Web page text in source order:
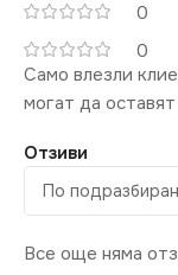
0
0
Отзиви
Все още няма
Само влезли
могат да